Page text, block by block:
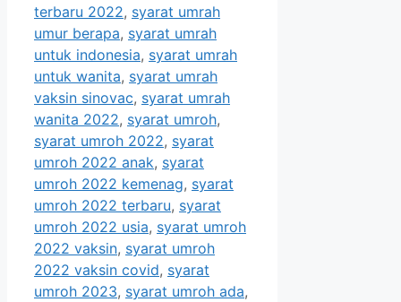
terbaru 2022, syarat umrah
umur berapa, syarat umrah
untuk indonesia, syarat umrah
untuk wanita, syarat umrah
vaksin sinovac, syarat umrah
wanita 2022, syarat umroh,
syarat umroh 2022, syarat
umroh 2022 anak, syarat
umroh 2022 kemenag, syarat
umroh 2022 terbaru, syarat
umroh 2022 usia, syarat umroh
2022 vaksin, syarat umroh
2022 vaksin covid, syarat
umroh 2023, syarat umroh ada,